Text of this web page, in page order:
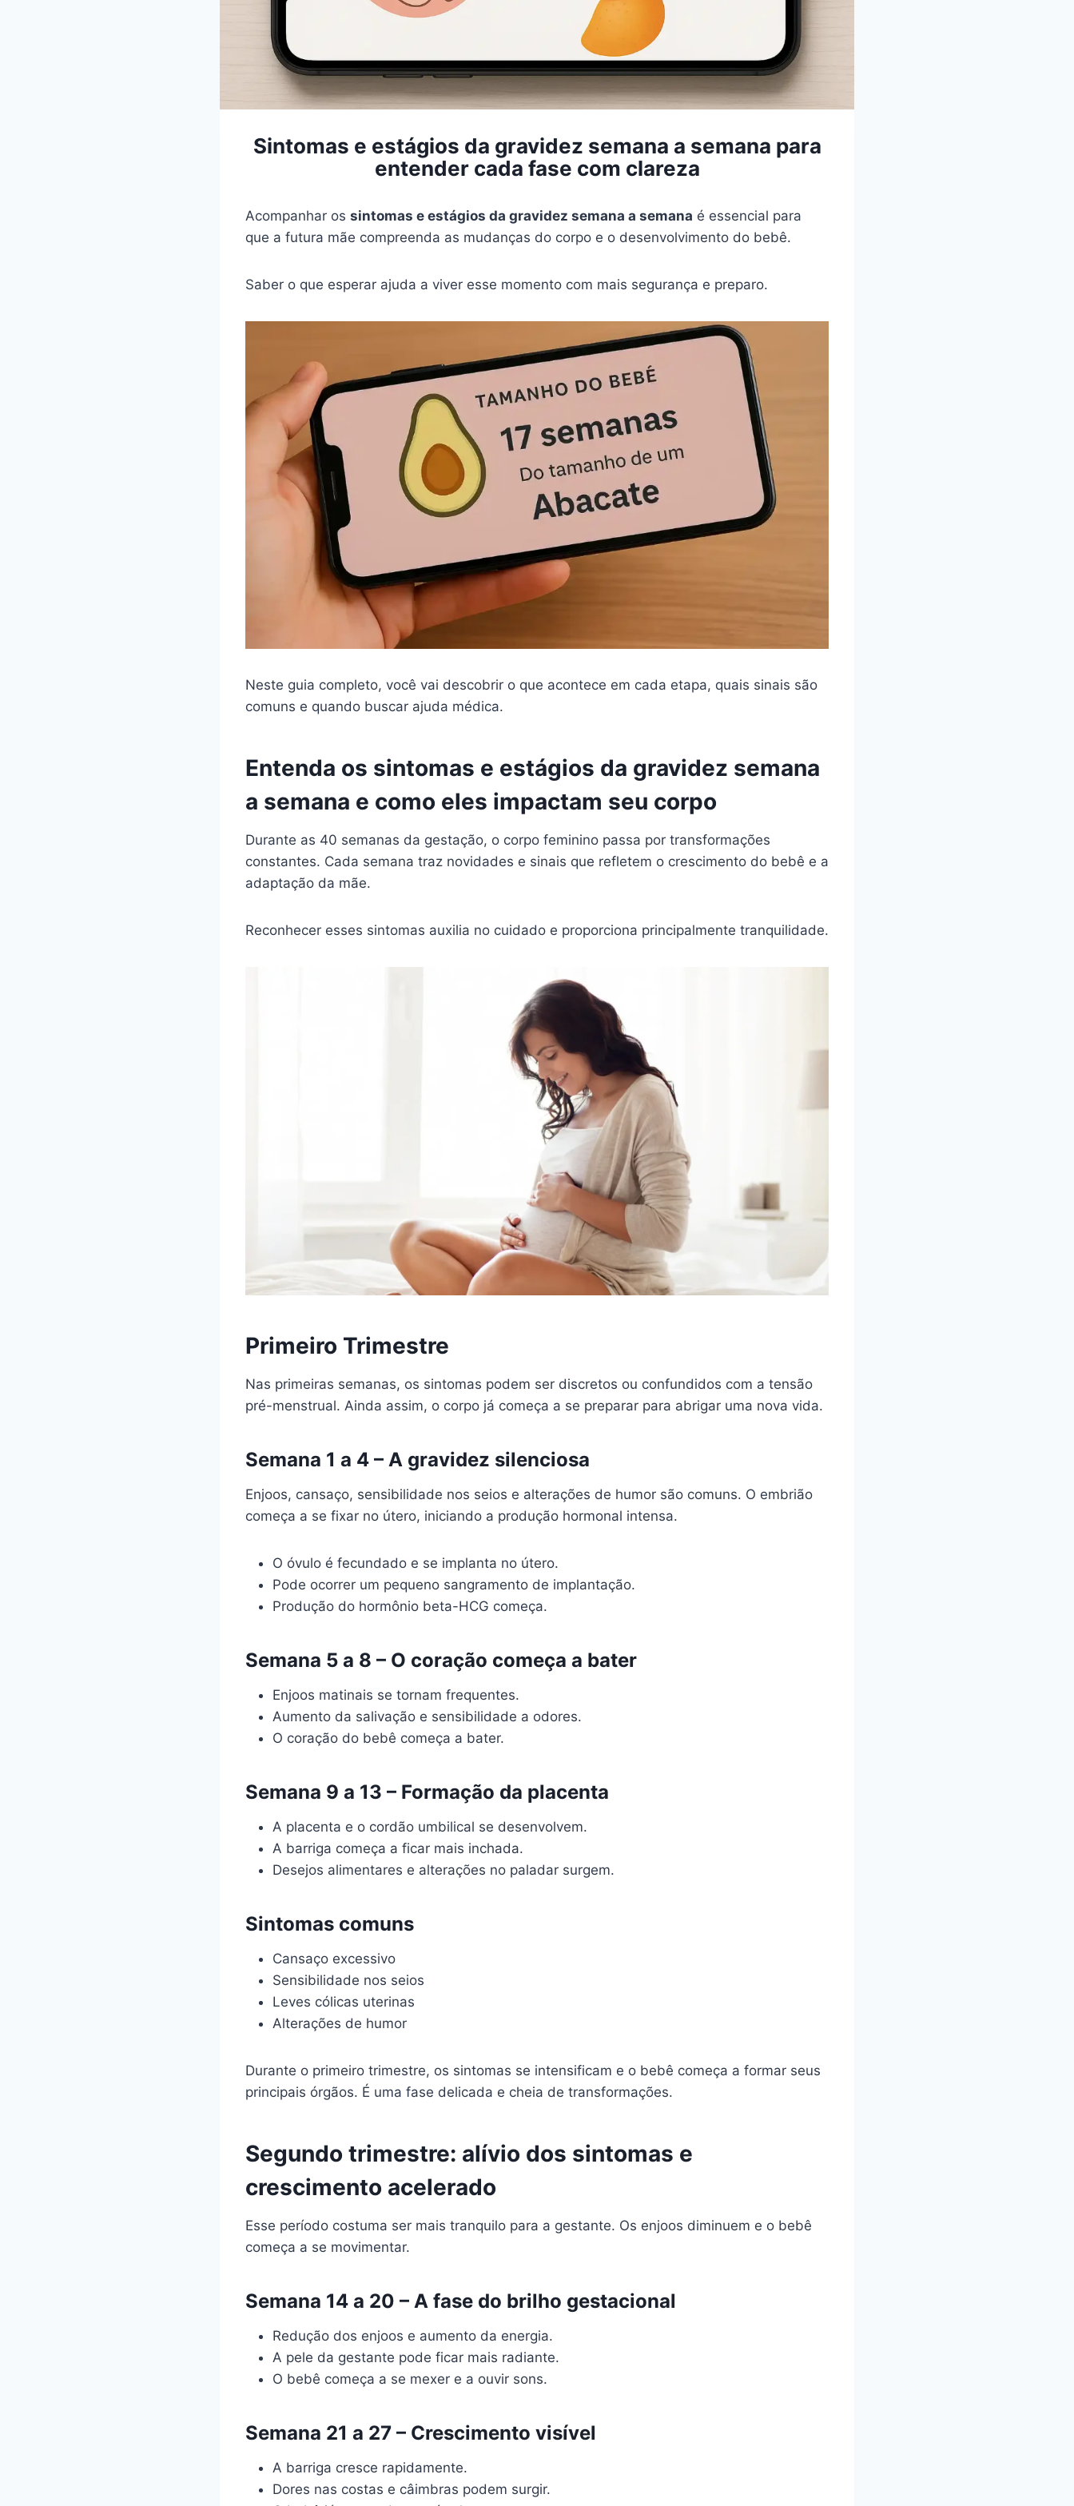
Sintomas e estágios da gravidez semana a semana para
entender cada fase com clareza
Acompanhar os sintomas e estágios da gravidez semana a semana é essencial para
que a futura mãe compreenda as mudanças do corpo e o desenvolvimento do bebê.
Saber o que esperar ajuda a viver esse momento com mais segurança e preparo.
Neste guia completo, você vai descobrir o que acontece em cada etapa, quais sinais são
comuns e quando buscar ajuda médica.
Entenda os sintomas e estágios da gravidez semana
a semana e como eles impactam seu corpo
Durante as 40 semanas da gestação, o corpo feminino passa por transformações
constantes. Cada semana traz novidades e sinais que refletem o crescimento do bebê e a
adaptação da mãe.
Reconhecer esses sintomas auxilia no cuidado e proporciona principalmente tranquilidade.
Primeiro Trimestre
Nas primeiras semanas, os sintomas podem ser discretos ou confundidos com a tensão
pré-menstrual. Ainda assim, o corpo já começa a se preparar para abrigar uma nova vida.
Semana 1 a 4 – A gravidez silenciosa
Enjoos, cansaço, sensibilidade nos seios e alterações de humor são comuns. O embrião
começa a se fixar no útero, iniciando a produção hormonal intensa.
O óvulo é fecundado e se implanta no útero.
Pode ocorrer um pequeno sangramento de implantação.
Produção do hormônio beta-HCG começa.
Semana 5 a 8 – O coração começa a bater
Enjoos matinais se tornam frequentes.
Aumento da salivação e sensibilidade a odores.
O coração do bebê começa a bater.
Semana 9 a 13 – Formação da placenta
A placenta e o cordão umbilical se desenvolvem.
A barriga começa a ficar mais inchada.
Desejos alimentares e alterações no paladar surgem.
Sintomas comuns
Cansaço excessivo
Sensibilidade nos seios
Leves cólicas uterinas
Alterações de humor
Durante o primeiro trimestre, os sintomas se intensificam e o bebê começa a formar seus
principais órgãos. É uma fase delicada e cheia de transformações.
Segundo trimestre: alívio dos sintomas e
crescimento acelerado
Esse período costuma ser mais tranquilo para a gestante. Os enjoos diminuem e o bebê
começa a se movimentar.
Semana 14 a 20 – A fase do brilho gestacional
Redução dos enjoos e aumento da energia.
A pele da gestante pode ficar mais radiante.
O bebê começa a se mexer e a ouvir sons.
Semana 21 a 27 – Crescimento visível
A barriga cresce rapidamente.
Dores nas costas e câimbras podem surgir.